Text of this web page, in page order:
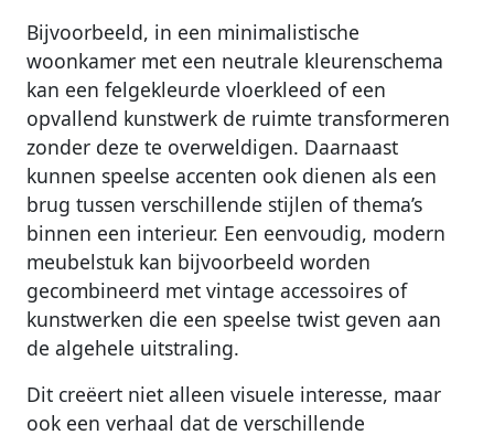
Bijvoorbeeld, in een minimalistische
woonkamer met een neutrale kleurenschema
kan een felgekleurde vloerkleed of een
opvallend kunstwerk de ruimte transformeren
zonder deze te overweldigen. Daarnaast
kunnen speelse accenten ook dienen als een
brug tussen verschillende stijlen of thema’s
binnen een interieur. Een eenvoudig, modern
meubelstuk kan bijvoorbeeld worden
gecombineerd met vintage accessoires of
kunstwerken die een speelse twist geven aan
de algehele uitstraling.
Dit creëert niet alleen visuele interesse, maar
ook een verhaal dat de verschillende